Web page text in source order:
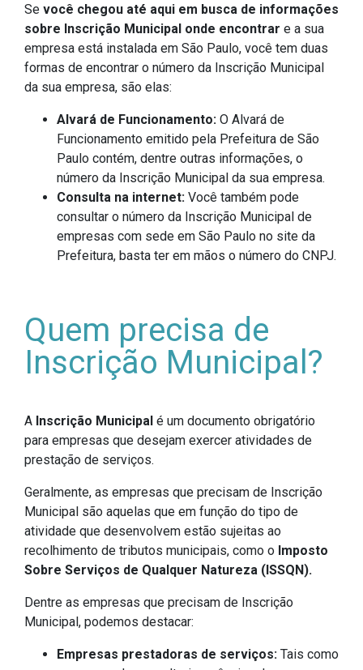
Se você chegou até aqui em busca de informações
sobre Inscrição Municipal onde encontrar e a sua
empresa está instalada em São Paulo, você tem duas
formas de encontrar o número da Inscrição Municipal
da sua empresa, são elas:
Alvará de Funcionamento: O Alvará de
Funcionamento emitido pela Prefeitura de São
Paulo contém, dentre outras informações, o
número da Inscrição Municipal da sua empresa.
Consulta na internet: Você também pode
consultar o número da Inscrição Municipal de
empresas com sede em São Paulo no site da
Prefeitura, basta ter em mãos o número do CNPJ.
Quem precisa de
Inscrição Municipal?
A Inscrição Municipal é um documento obrigatório
para empresas que desejam exercer atividades de
prestação de serviços.
Geralmente, as empresas que precisam de Inscrição
Municipal são aquelas que em função do tipo de
atividade que desenvolvem estão sujeitas ao
recolhimento de tributos municipais, como o Imposto
Sobre Serviços de Qualquer Natureza (ISSQN).
Dentre as empresas que precisam de Inscrição
Municipal, podemos destacar:
Empresas prestadoras de serviços: Tais como